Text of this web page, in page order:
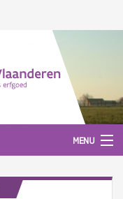
MENU